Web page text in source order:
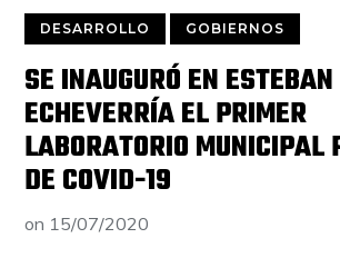
DESARROLLO GOBIERNOS
SE INAUGURÓ EN ESTEBAN
ECHEVERRÍA EL PRIMER
LABORATORIO MUNICIPAL
DE COVID-19
on 15/07/2020